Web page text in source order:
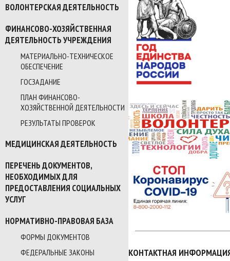
ВОЛОНТЕРСКАЯ ДЕЯТЕЛЬНОСТЬ
ФИНАНСОВО-ХОЗЯЙСТВЕННАЯ
ДЕЯТЕЛЬНОСТЬ УЧРЕЖДЕНИЯ
МАТЕРИАЛЬНО-ТЕХНИЧЕСКОЕ
ОБЕСПЕЧЕНИЕ
ГОСЗАДАНИЕ
ПЛАН ФИНАНСОВО-
ХОЗЯЙСТВЕННОЙ ДЕЯТЕЛЬНОСТИ
РЕЗУЛЬТАТЫ ПРОВЕРОК
МЕДИЦИНСКАЯ ДЕЯТЕЛЬНОСТЬ
ПЕРЕЧЕНЬ ДОКУМЕНТОВ,
НЕОБХОДИМЫХ ДЛЯ
ПРЕДОСТАВЛЕНИЯ СОЦИАЛЬНЫХ
УСЛУГ
НОРМАТИВНО-ПРАВОВАЯ БАЗА
ФОРМЫ ДОКУМЕНТОВ
ФЕДЕРАЛЬНЫЕ ЗАКОНЫ
КОНТАКТНАЯ